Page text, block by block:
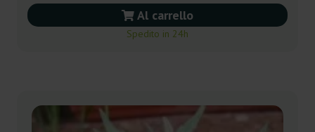
Al carrello
Spedito in 24h